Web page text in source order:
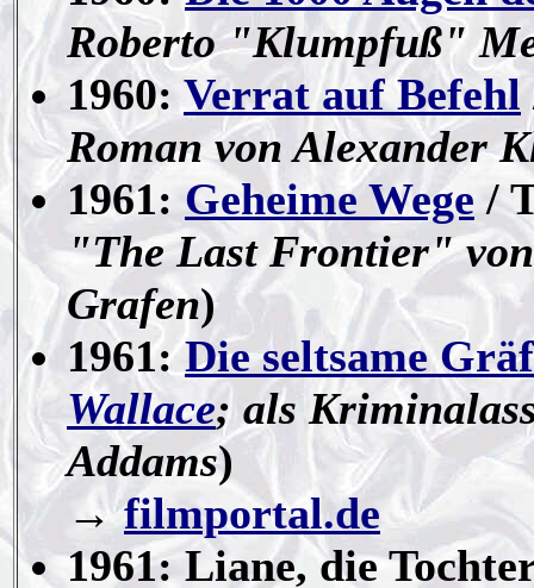
Roberto "Klumpfuß"
1960: Verrat auf Befehl
Roman von Alexander
1961:Geheime Wege /
"The Last Frontier"
Grafen)
1961:Die seltsame
Wallace; als
Addams)
→filmportal.de
1961: Liane, die